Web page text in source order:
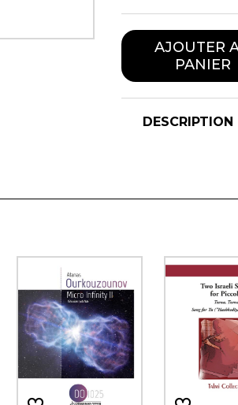
AJOUTER
PANIER
DESCRIPTION